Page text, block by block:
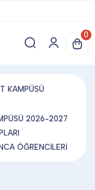
0
KAMPÜSÜ
2026-2027
ÖĞRENCİLERİ